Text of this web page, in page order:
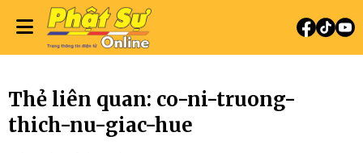
Thẻ liên quan: co-ni-truong-
thich-nu-giac-hue